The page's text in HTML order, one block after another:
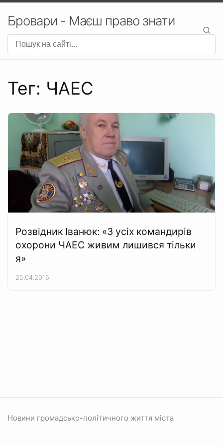
Бровари - Маєш право знати
Тег: ЧАЕС
Розвідник Іванюк: «З усіх командирів
охорони ЧАЕС живим лишився тільки
я»
25.04.2016
Новини громадсько-політичного життя міста